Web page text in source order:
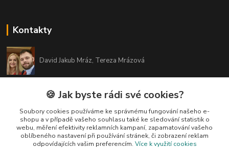
Kontakty
David Jakub Mráz, Tereza Mrázová
info@bylinky-maya.cz
🍪 Jak byste rádi své cookies?
Soubory cookies používáme ke správnému fungování našeho e-
shopu a v případě vašeho souhlasu také ke sledování statistik o
webu, měření efektivity reklamních kampaní, zapamatování vašeho
oblíbeného nastavení při používání stránek, či zobrazení reklam
odpovídajících vašim preferencím. Více k využití cookies